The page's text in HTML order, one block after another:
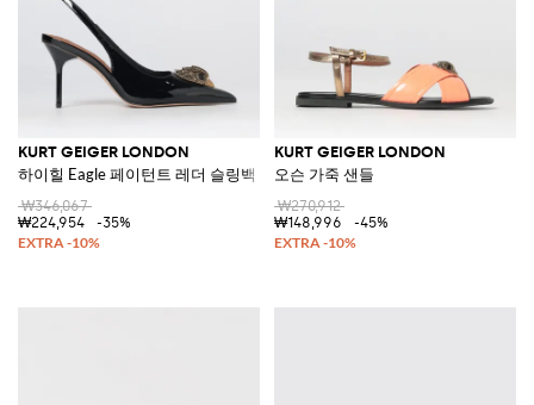
KURT GEIGER LONDON
하이힐 Eagle 페이턴트 레더 슬링백 펌프스
₩346,067
₩224,954
-35%
KURT GEIGER LONDON
오슨 가죽 샌들
₩270,912
₩148,996
-45%